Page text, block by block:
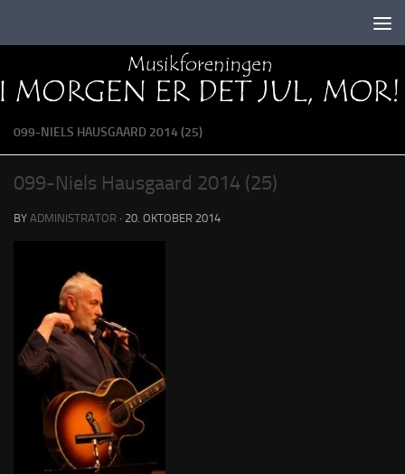
099-NIELS HAUSGAARD 2014 (25)
099-Niels Hausgaard 2014 (25)
BY ADMINISTRATOR · 20. OKTOBER 2014